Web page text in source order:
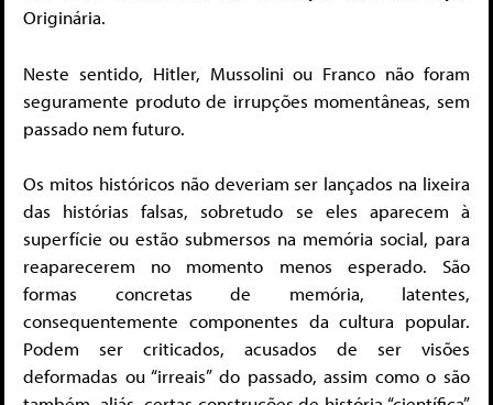
Originária.
Neste sentido, Hitler, Mussolini ou Franco não foram
seguramente produto de irrupções momentâneas, sem
passado nem futuro.
Os mitos históricos não deveriam ser lançados na lixeira
das histórias falsas, sobretudo se eles aparecem à
superfície ou estão submersos na memória social, para
reaparecerem no momento menos esperado. São
formas concretas de memória, latentes,
consequentemente componentes da cultura popular.
Podem ser criticados, acusados de ser visões
deformadas ou “irreais” do passado, assim como o são